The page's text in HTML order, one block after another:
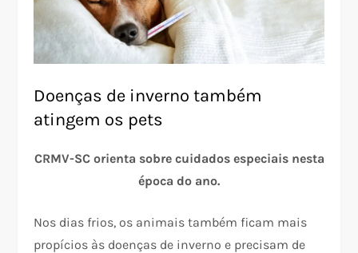
Doenças de inverno também
atingem os pets
CRMV-SC orienta sobre cuidados especiais nesta
época do ano.
Nos dias frios, os animais também ficam mais
propícios às doenças de inverno e precisam de